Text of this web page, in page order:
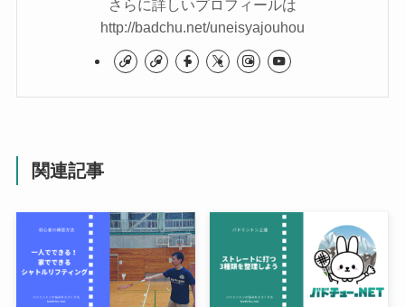
さらに詳しいプロフィールは
http://badchu.net/uneisyajouhou
関連記事